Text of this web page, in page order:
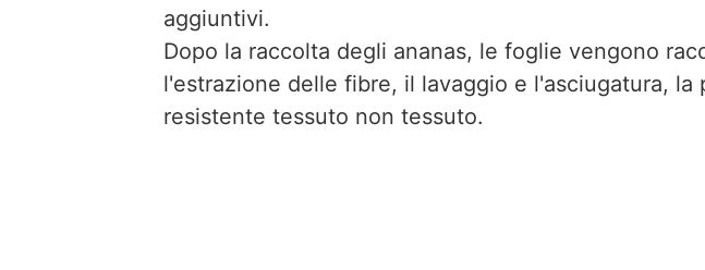
aggiuntivi.
Dopo la raccolta degli ananas, le foglie vengono
l'estrazione delle fibre, il lavaggio e l'asciugatura,
resistente tessuto non tessuto.